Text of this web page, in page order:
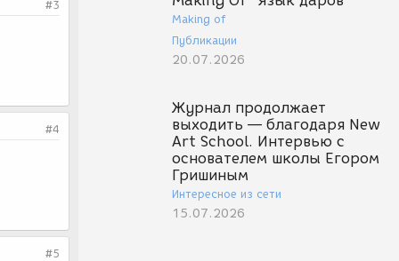
Making of
Публикации
20.07.2026
Журнал продолжает
выходить — благодаря New
Art School. Интервью с
основателем школы Егором
Гришиным
Интересное из сети
15.07.2026
#3
#4
#5